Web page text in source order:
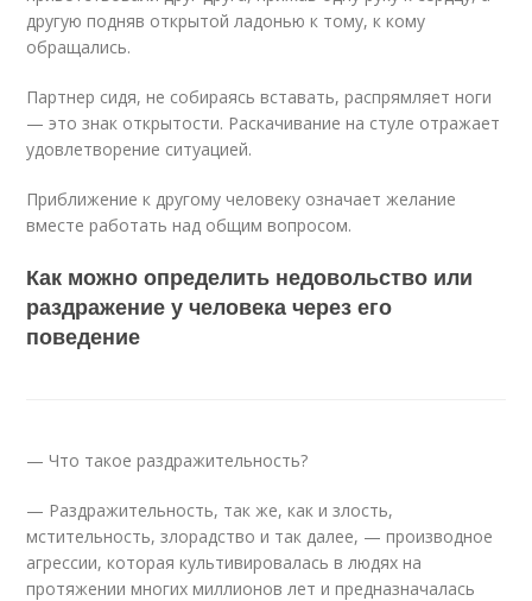
другую подняв открытой ладонью к тому, к кому
обращались.
Партнер сидя, не собираясь вставать, распрямляет ноги
— это знак открытости. Раскачивание на стуле отражает
удовлетворение ситуацией.
Приближение к другому человеку означает желание
вместе работать над общим вопросом.
Как можно определить недовольство или
раздражение у человека через его
поведение
— Что такое раздражительность?
— Раздражительность, так же, как и злость,
мстительность, злорадство и так далее, — производное
агрессии, которая культивировалась в людях на
протяжении многих миллионов лет и предназначалась